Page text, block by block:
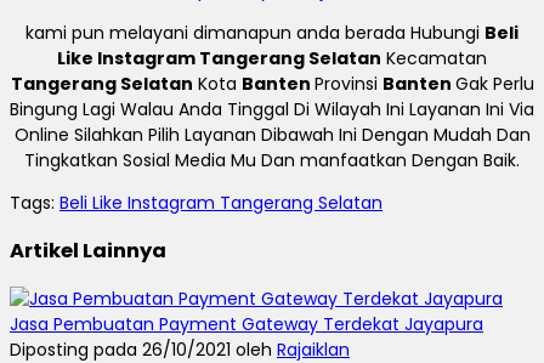
kami pun melayani dimanapun anda berada Hubungi Beli
Like Instagram Tangerang Selatan Kecamatan
Tangerang Selatan Kota Banten Provinsi Banten Gak Perlu
Bingung Lagi Walau Anda Tinggal Di Wilayah Ini Layanan Ini Via
Online Silahkan Pilih Layanan Dibawah Ini Dengan Mudah Dan
Tingkatkan Sosial Media Mu Dan manfaatkan Dengan Baik.
Tags: Beli Like Instagram Tangerang Selatan
Artikel Lainnya
Jasa Pembuatan Payment Gateway Terdekat Jayapura
Diposting pada 26/10/2021 oleh Rajaiklan